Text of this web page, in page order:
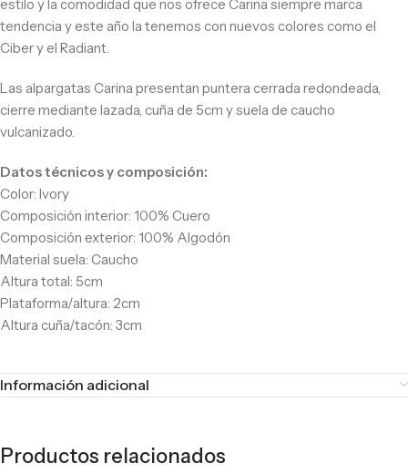
estilo y la comodidad que nos ofrece Carina siempre marca
tendencia y este año la tenemos con nuevos colores como el
Ciber y el Radiant.
Las alpargatas Carina presentan puntera cerrada redondeada,
cierre mediante lazada, cuña de 5cm y suela de caucho
vulcanizado.
Datos técnicos y composición:
Color: Ivory
Composición interior: 100% Cuero
Composición exterior: 100% Algodón
Material suela: Caucho
Altura total: 5cm
Plataforma/altura: 2cm
Altura cuña/tacón: 3cm
Información adicional
Productos relacionados